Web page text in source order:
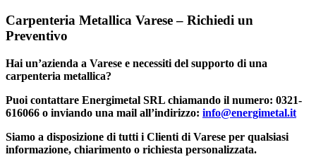
Carpenteria Metallica Varese – Richiedi un
Preventivo
Hai un’azienda a Varese e necessiti del supporto di una
carpenteria metallica?
Puoi contattare Energimetal SRL chiamando il numero: 0321-
616066 o inviando una mail all’indirizzo: info@energimetal.it
Siamo a disposizione di tutti i Clienti di Varese per qualsiasi
informazione, chiarimento o richiesta personalizzata.